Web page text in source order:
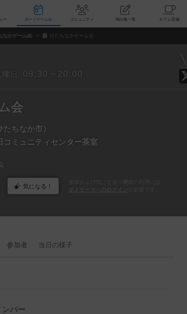
新着レビュー ボードゲーム会 コミュニティ 掲示板一覧
なかゲーム会 ひたちなかゲーム会
曜日 09:30～20:00
会
ちなか市）
コミュニティセンター茶室
気になる！
ボドゲーマへのログイン
参加者 当日の様子
ンバー